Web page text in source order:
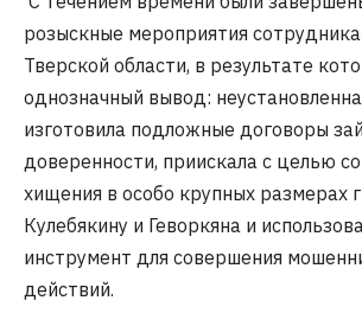
розыскные мероприятия
Тверской области, в результате
однозначный вывод:
изготовила подложные договоры
доверенности, приискала с целью
хищения в особо крупных размерах
Кулебякину и Геворкяна и
инструмент для совершения
действий.